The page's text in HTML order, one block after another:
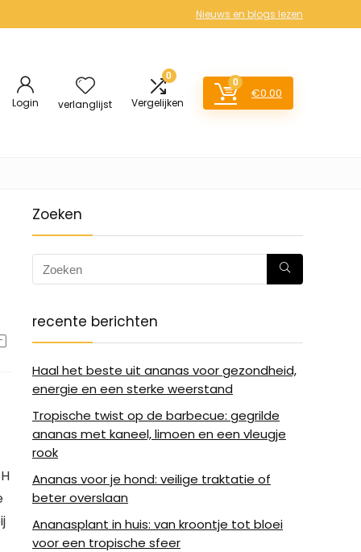
Nieuws en blogs lezen
Login verlanglijst
0
Vergelijken
0
€0.00
Zoeken
recente berichten
Haal het beste uit ananas voor gezondheid,
energie en een sterke weerstand
Tropische twist op de barbecue: gegrilde
ananas met kaneel, limoen en een vleugje
rook
Ananas voor je hond: veilige traktatie of
beter overslaan
Ananasplant in huis: van kroontje tot bloei
voor een tropische sfeer